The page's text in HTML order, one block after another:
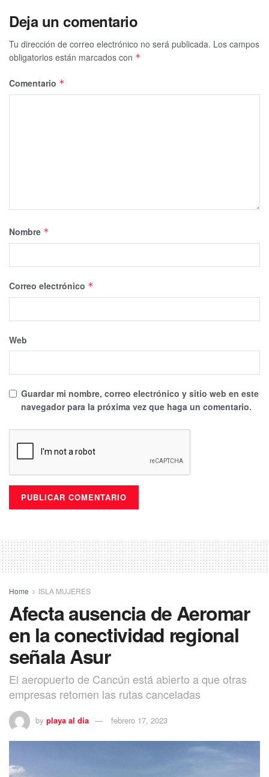
Deja un comentario
Tu dirección de correo electrónico no será publicada. Los campos
obligatorios están marcados con *
Comentario *
Nombre *
Correo electrónico *
Web
Guardar mi nombre, correo electrónico y sitio web en este
navegador para la próxima vez que haga un comentario.
Home ISLA MUJERES
Afecta ausencia de Aeromar
en la conectividad regional
señala Asur
El aeropuerto de Cancún está abierto a que otras
empresas retomen las rutas canceladas
by playa al dia febrero 17, 2023